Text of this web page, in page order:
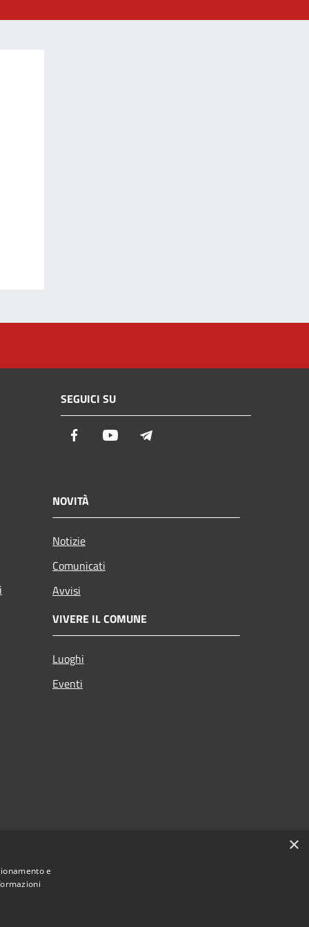
SEGUICI SU
Facebook Youtube
NOVITÀ
Notizie
Comunicati
Avvisi
VIVERE IL COMUNE
Luoghi
Eventi
×
e